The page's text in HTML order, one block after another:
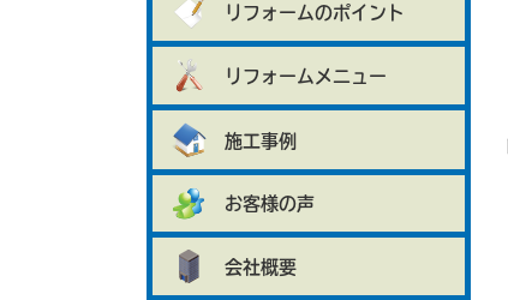
リフォームのポイント
リフォームメニュー
施工事例
お客様の声
会社概要